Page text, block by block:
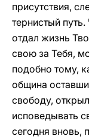
присутствия,
тернистый
отдал жизнь
свою за Тебя,
подобно тому,
община
свободу,
исповедывать
сегодня вновь,